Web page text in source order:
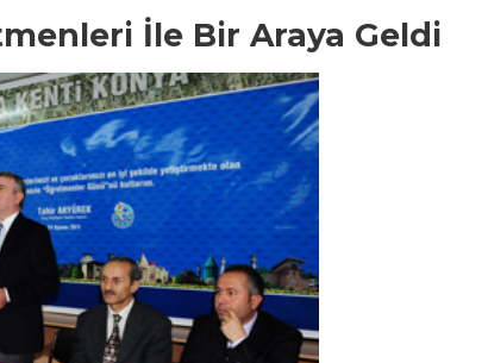
İle Bir Araya Geldi